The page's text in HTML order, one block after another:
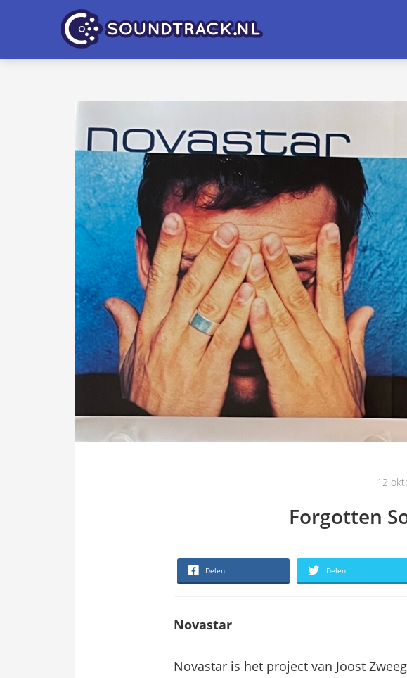
12
Forgotten
Delen Delen
Novastar
Novastar is het project van Joost